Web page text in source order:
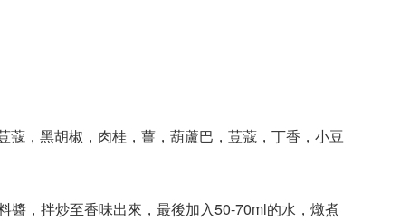
，黑胡椒，肉桂，薑，葫蘆巴，荳蔻，丁香，小豆
醬，拌炒至香味出來，最後加入50-70ml的水，燉煮